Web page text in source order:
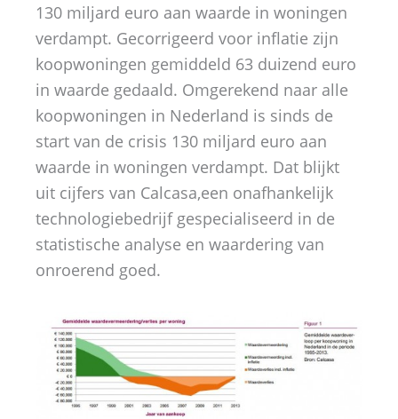
130 miljard euro aan waarde in woningen
verdampt. Gecorrigeerd voor inflatie zijn
koopwoningen gemiddeld 63 duizend euro
in waarde gedaald. Omgerekend naar alle
koopwoningen in Nederland is sinds de
start van de crisis 130 miljard euro aan
waarde in woningen verdampt. Dat blijkt
uit cijfers van Calcasa,een onafhankelijk
technologiebedrijf gespecialiseerd in de
statistische analyse en waardering van
onroerend goed.